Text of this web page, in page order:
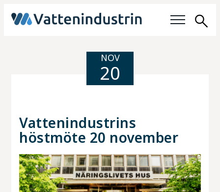
Sök
Om oss
Om Vattenindustrin
Vattenindustrins
höstmöte 20 november
NOV
20